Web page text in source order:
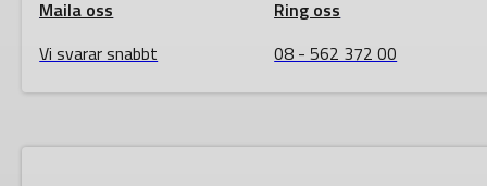
Maila oss
Vi svarar snabbt
Ring oss
08 - 562 372 00